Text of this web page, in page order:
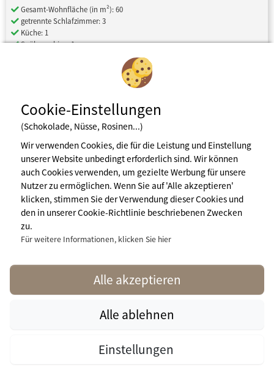
Verfügbarkeiten
prüfen
Zur Campingplatz
Gesamt-Wohnfläche (in m²): 60
getrennte Schlafzimmer: 3
Küche: 1
Spülmaschine: 1
1.262 €
pro Woche
Verfügbarkeiten und Preise
Cookie-Einstellungen
(Schokolade, Nüsse, Rosinen...)
Wir verwenden Cookies, die für die Leistung und Einstellung
unserer Website unbedingt erforderlich sind. Wir können
auch Cookies verwenden, um gezielte Werbung für unsere
Nutzer zu ermöglichen. Wenn Sie auf 'Alle akzeptieren'
klicken, stimmen Sie der Verwendung dieser Cookies und
den in unserer Cookie-Richtlinie beschriebenen Zwecken
zu.
Für weitere Informationen, klicken Sie hier
Alle akzeptieren
Alle ablehnen
Einstellungen